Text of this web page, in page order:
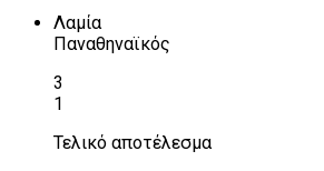
Λαμία
Παναθηναϊκός
3
1
Τελικό αποτέλεσμα